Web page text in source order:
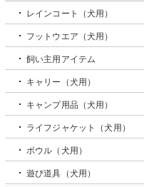
レインコート（犬用）
フットウエア（犬用）
飼い主用アイテム
キャリー（犬用）
キャンプ用品（犬用）
ライフジャケット（犬用）
ボウル（犬用）
遊び道具（犬用）